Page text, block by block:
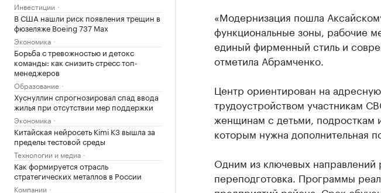
Инвестиции
В США нашли риск появления трещин в
фюзеляже Boeing 737 Max
Экономика
Борьба с тревожностью и детокс
команды: как снизить стресс топ-
менеджеров
Образование
Хуснуллин спрогнозировал спад ввода
жилья при отсутствии мер поддержки
Экономика
Китайская нейросеть Kimi K3 вышла за
пределы тестовой среды
Технологии и медиа
Как формируется отрасль
стратегических металлов в России
Компании
«Модернизация пошла
функциональные зоны, рабочие
единый фирменный стиль и
отметила Абрамченко.
Центр ориентирован на
трудоустройством участникам
женщинам с детьми, подросткам
которым нужна дополнительная
Одним из ключевых направлений
переподготовка. Программы